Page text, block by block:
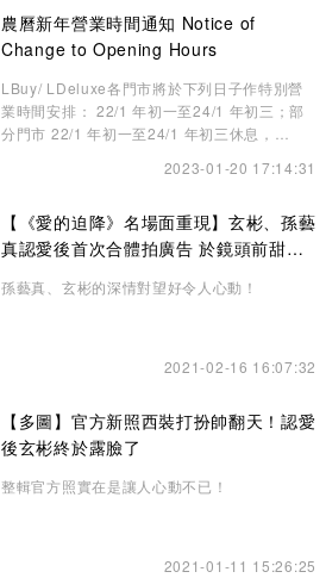
農曆新年營業時間通知 Notice of
Change to Opening Hours
LBuy/ LDeluxe各門市將於下列日子作特別營
業時間安排： 22/1 年初一至24/1 年初三；部
分門市 22/1 年初一至24/1 年初三休息，
2023-01-20 17:14:31
【《愛的迫降》名場面重現】玄彬、孫藝
真認愛後首次合體拍廣告 於鏡頭前甜蜜
孫藝真、玄彬的深情對望好令人心動！
2021-02-16 16:07:32
【多圖】官方新照西裝打扮帥翻天！認愛
後玄彬終於露臉了
整輯官方照實在是讓人心動不已！
2021-01-11 15:26:25